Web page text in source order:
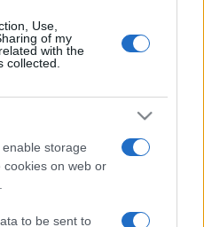
Use,
of my
with the
collected.
storage
cookies on web or
to be sent to
Patrick Dunachie
Julian Gregory
Nick Ashby baritont és
20. századi